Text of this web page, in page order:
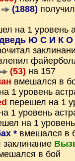
(1888)
на 1 уровень
Ю С И К О
(53) на 157
вмешался в
1 уровень
перешел на 1
1 уровень
на 1
* вмешался в
заклинание
в бой